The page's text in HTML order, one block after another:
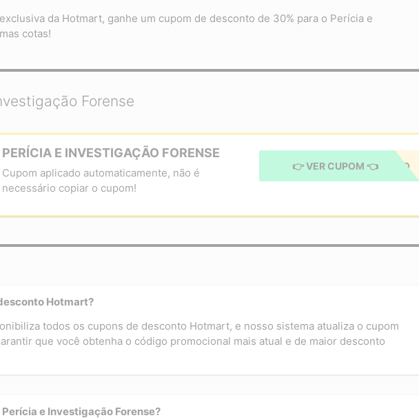
da Hotmart, ganhe um cupom de desconto de 30% para o Perícia e
cotas!
Forense
PERÍCIA E INVESTIGAÇÃO FORENSE
Cupom aplicado automaticamente, não é
necessário copiar o cupom!
CUPOM APLICADO
👉 VER CUPOM 👈
Hotmart?
todos os cupons de desconto Hotmart, e nosso sistema atualiza o cupom
que você obtenha o código promocional mais atual e de maior desconto
e Investigação Forense?